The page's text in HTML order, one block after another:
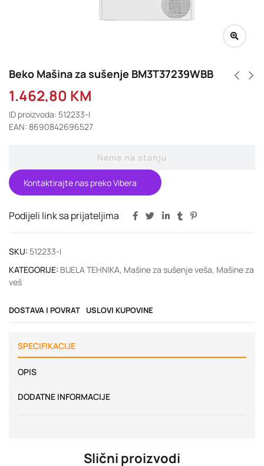
Beko Mašina za sušenje BM3T37239WBB
1.462,80 KM
ID proizvoda: 512233-I
EAN: 8690842696527
Nema na stanju
Kontaktirajte nas preko Vibera
Podijeli link sa prijateljima
SKU: 512233-I
KATEGORIJE: BIJELA TEHNIKA, Mašine za sušenje veša, Mašine za
veš
DOSTAVA I POVRAT USLOVI KUPOVINE
SPECIFIKACIJE
OPIS
DODATNE INFORMACIJE
Slični proizvodi